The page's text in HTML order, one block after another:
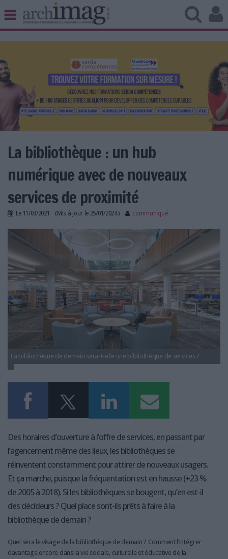
BIBLIOTHÈQUE ÉDITION
UNIVERS DATA
TRAVAIL COLLABORATIF
VIE NUMÉRIQUE
NUMÉRIQUE RESPONSABLE
LES DOSSIERS
LES NEWSLETTERS
LE MAGAZINE
LES GUIDES PRATIQUES
LES BASES DE DONNÉES
L'ESPACE EMPLOI
L'AGENDA
L'ANNUAIRE DES ACTEURS
LES LIVRES BLANCS
LES SUPPLÉMENTS
NOS OFFRES D'ABONNEMENTS
La bibliothèque : un hub
numérique avec de nouveaux
services de proximité
Le 11/03/2021 (Mis à jour le 25/01/2024) communiqué
bibliothque_design.jpg
La bibliothèque de demain sera-t-elle une bibliothèque de services ?
Des horaires d’ouverture à l’offre de services, en passant par
l’agencement même des lieux, les bibliothèques se
réinventent constamment pour attirer de nouveaux usagers.
Et ça marche, puisque la fréquentation est en hausse (+23 %
de 2005 à 2018). Si les bibliothèques se bougent, qu’en est-il
des décideurs ? Quel place sont-ils prêts à faire à la
bibliothèque de demain ?
Quel sera le visage de la bibliothèque de demain ? Comment l’intégrer
davantage encore dans la vie sociale, culturelle et éducative de la